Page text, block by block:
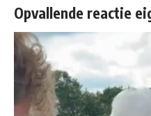
Opvallende reactie